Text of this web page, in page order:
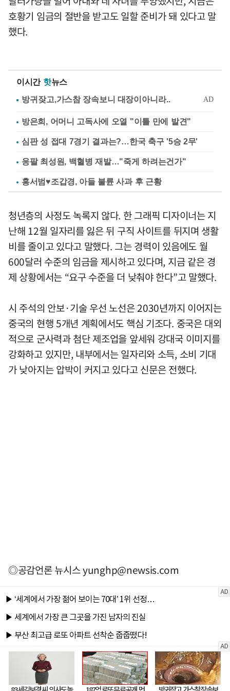
호황기 임금의 절반을 받고도 일할 준비가 돼 있다고 말
했다.
이시간 핫뉴스
방은희, 어머니 고독사에 오열 "이틀 만에 발견"
심판 성 접대 7경기 결과는?…한국 축구 '5승 2무'
응팔 최성원, 백혈병 재발…"죽게 하려는건가"
홍서범♥조갑경, 아들 불륜 사과 후 근황
청년층의 사정도 녹록지 않다. 한 그래픽 디자이너는 지
난해 12월 일자리를 잃은 뒤 구직 사이트를 뒤지며 생활
비를 줄이고 있다고 말했다. 그는 경력이 있음에도 월
600달러 수준의 임금을 제시하고 있다며, 지금 같은 경
제 상황에서는 “요구 수준을 더 낮춰야 한다”고 말했다.
시 주석의 안보·기술 우선 노선은 2030년까지 이어지는
중국의 현행 5개년 계획에서도 핵심 기조다. 중국은 대외
적으로 군사력과 첨단 제조업을 앞세워 강대국 이미지를
강화하고 있지만, 내부에서는 일자리와 소득, 소비 기대
가 낮아지는 압박이 커지고 있다고 신문은 전했다.
◎공감언론 뉴시스yunghp@newsis.com